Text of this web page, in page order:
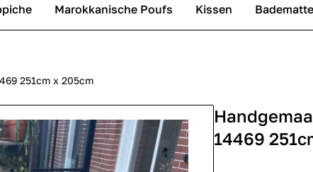
Replica Teppiche
Marokkanische Poufs Kissen
251cm x 205cm
14469